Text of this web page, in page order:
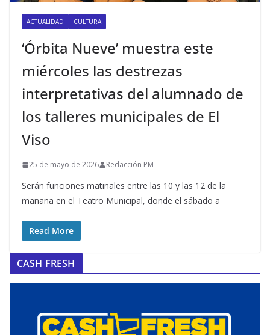
ACTUALIDAD CULTURA
‘Órbita Nueve’ muestra este
miércoles las destrezas
interpretativas del alumnado de
los talleres municipales de El
Viso
25 de mayo de 2026 Redacción PM
Serán funciones matinales entre las 10 y las 12 de la
mañana en el Teatro Municipal, donde el sábado a
Read More
CASH FRESH